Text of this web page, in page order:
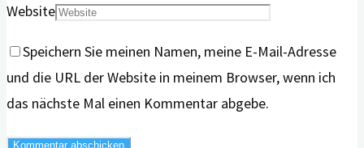
Website
Speichern Sie meinen Namen, meine E-Mail-Adresse
und die URL der Website in meinem Browser, wenn ich
das nächste Mal einen Kommentar abgebe.